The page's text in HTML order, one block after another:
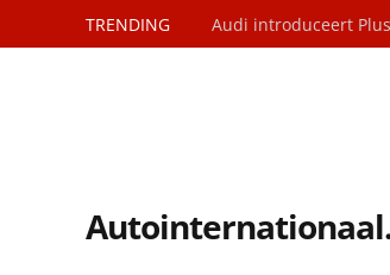
TRENDING Audi introduceert